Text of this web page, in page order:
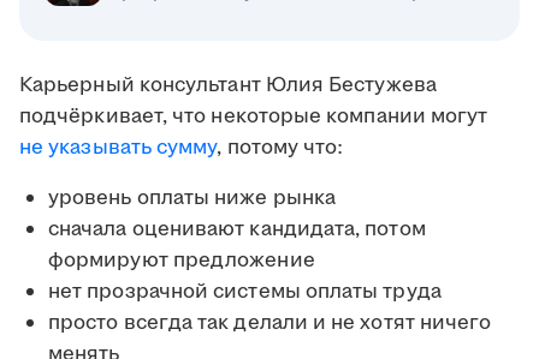
Карьерный консультант Юлия Бестужева
подчёркивает, что некоторые компании могут
не указывать сумму, потому что:
уровень оплаты ниже рынка
сначала оценивают кандидата, потом
формируют предложение
нет прозрачной системы оплаты труда
просто всегда так делали и не хотят ничего